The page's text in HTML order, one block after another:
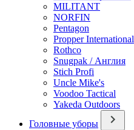
MILITANT
NORFIN
Pentagon
Propper International
Rothco
Snugpak / Англия
Stich Profi
Uncle Mike's
Voodoo Tactical
Yakeda Outdoors
Головные уборы